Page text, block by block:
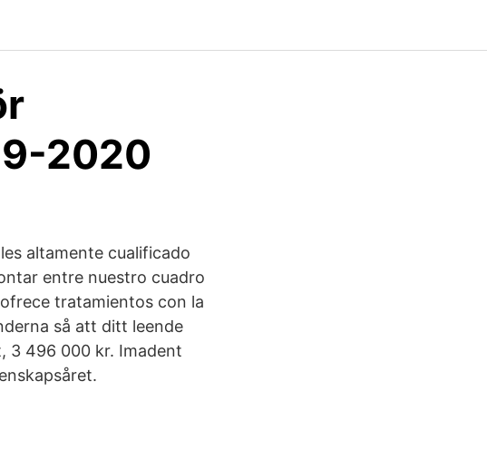
2020
altamente cualificado
entre nuestro cuadro
tratamientos con la
så att ditt leende
3 496 000 kr. Imadent